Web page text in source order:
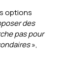
options
des
pas pour
»,